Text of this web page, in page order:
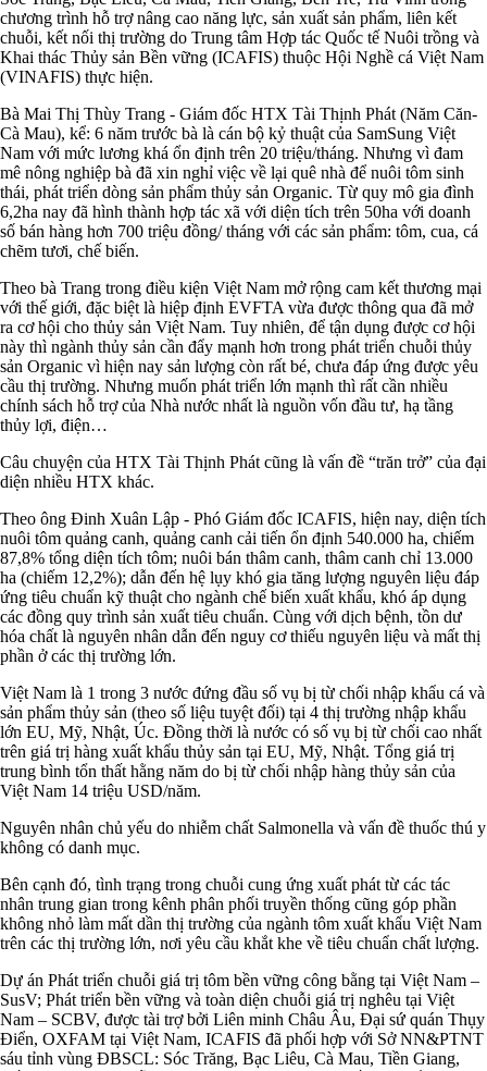
chương trình hỗ trợ nâng cao năng lực, sản xuất sản phẩm, liên kết
chuỗi, kết nối thị trường do Trung tâm Hợp tác Quốc tế Nuôi trồng và
Khai thác Thủy sản Bền vững (ICAFIS) thuộc Hội Nghề cá Việt Nam
(VINAFIS) thực hiện.
Bà Mai Thị Thùy Trang - Giám đốc HTX Tài Thịnh Phát (Năm Căn-
Cà Mau), kể: 6 năm trước bà là cán bộ kỷ thuật của SamSung Việt
Nam với mức lương khá ổn định trên 20 triệu/tháng. Nhưng vì đam
mê nông nghiệp bà đã xin nghỉ việc về lại quê nhà để nuôi tôm sinh
thái, phát triển dòng sản phẩm thủy sản Organic. Từ quy mô gia đình
6,2ha nay đã hình thành hợp tác xã với diện tích trên 50ha với doanh
số bán hàng hơn 700 triệu đồng/ tháng với các sản phẩm: tôm, cua, cá
chẽm tươi, chế biến.
Theo bà Trang trong điều kiện Việt Nam mở rộng cam kết thương mại
với thế giới, đặc biệt là hiệp định EVFTA vừa được thông qua đã mở
ra cơ hội cho thủy sản Việt Nam. Tuy nhiên, để tận dụng được cơ hội
này thì ngành thủy sản cần đẩy mạnh hơn trong phát triển chuỗi thủy
sản Organic vì hiện nay sản lượng còn rất bé, chưa đáp ứng được yêu
cầu thị trường. Nhưng muốn phát triển lớn mạnh thì rất cần nhiều
chính sách hỗ trợ của Nhà nước nhất là nguồn vốn đầu tư, hạ tầng
thủy lợi, điện…
Câu chuyện của HTX Tài Thịnh Phát cũng là vấn đề “trăn trở” của đại
diện nhiều HTX khác.
Theo ông Đinh Xuân Lập - Phó Giám đốc ICAFIS, hiện nay, diện tích
nuôi tôm quảng canh, quảng canh cải tiến ổn định 540.000 ha, chiếm
87,8% tổng diện tích tôm; nuôi bán thâm canh, thâm canh chỉ 13.000
ha (chiếm 12,2%); dẫn đến hệ lụy khó gia tăng lượng nguyên liệu đáp
ứng tiêu chuẩn kỹ thuật cho ngành chế biến xuất khẩu, khó áp dụng
các đồng quy trình sản xuất tiêu chuẩn. Cùng với dịch bệnh, tồn dư
hóa chất là nguyên nhân dẫn đến nguy cơ thiếu nguyên liệu và mất thị
phần ở các thị trường lớn.
Việt Nam là 1 trong 3 nước đứng đầu số vụ bị từ chối nhập khẩu cá và
sản phẩm thủy sản (theo số liệu tuyệt đối) tại 4 thị trường nhập khẩu
lớn EU, Mỹ, Nhật, Úc. Đồng thời là nước có số vụ bị từ chối cao nhất
trên giá trị hàng xuất khẩu thủy sản tại EU, Mỹ, Nhật. Tổng giá trị
trung bình tổn thất hằng năm do bị từ chối nhập hàng thủy sản của
Việt Nam 14 triệu USD/năm.
Nguyên nhân chủ yếu do nhiễm chất Salmonella và vấn đề thuốc thú y
không có danh mục.
Bên cạnh đó, tình trạng trong chuỗi cung ứng xuất phát từ các tác
nhân trung gian trong kênh phân phối truyền thống cũng góp phần
không nhỏ làm mất dần thị trường của ngành tôm xuất khẩu Việt Nam
trên các thị trường lớn, nơi yêu cầu khắt khe về tiêu chuẩn chất lượng.
Dự án Phát triển chuỗi giá trị tôm bền vững công bằng tại Việt Nam –
SusV; Phát triển bền vững và toàn diện chuỗi giá trị nghêu tại Việt
Nam – SCBV, được tài trợ bởi Liên minh Châu Âu, Đại sứ quán Thụy
Điển, OXFAM tại Việt Nam, ICAFIS đã phối hợp với Sở NN&PTNT
sáu tỉnh vùng ĐBSCL: Sóc Trăng, Bạc Liêu, Cà Mau, Tiền Giang,